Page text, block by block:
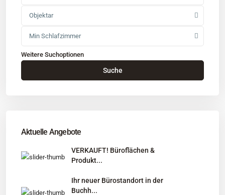
Objektar
Min Schlafzimmer
Weitere Suchoptionen
Suche
Aktuelle Angebote
VERKAUFT! Büroflächen &
Produkt...
Ihr neuer Bürostandort in der
Buchh...
Kontakt
: Buchholz in der Nordheide
Unternehmen